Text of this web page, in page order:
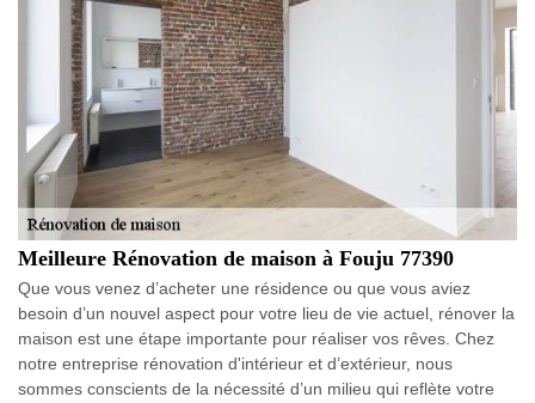
Meilleure Rénovation de maison à Fouju 77390
Que vous venez d’acheter une résidence ou que vous aviez
besoin d’un nouvel aspect pour votre lieu de vie actuel, rénover la
maison est une étape importante pour réaliser vos rêves. Chez
notre entreprise rénovation d'intérieur et d’extérieur, nous
sommes conscients de la nécessité d’un milieu qui reflète votre